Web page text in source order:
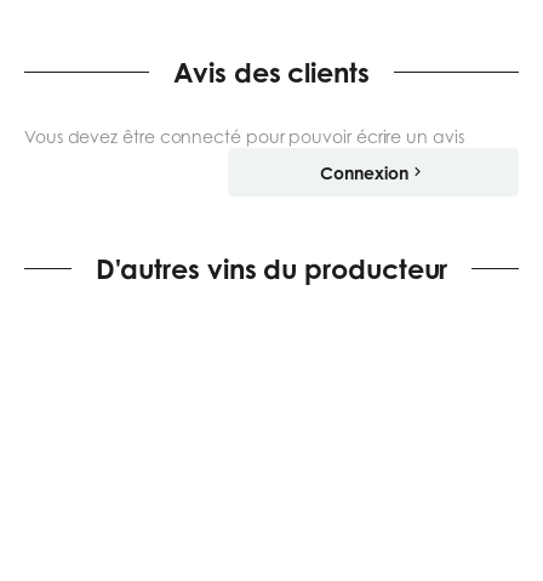
Avis des clients
Vous devez être connecté pour pouvoir écrire un avis
Connexion
D'autres vins du producteur